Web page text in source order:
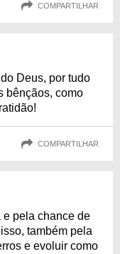
COMPARTILHAR
Deus, por tudo
bênçãos, como
COMPARTILHAR
pela chance de
também pela
e evoluir como